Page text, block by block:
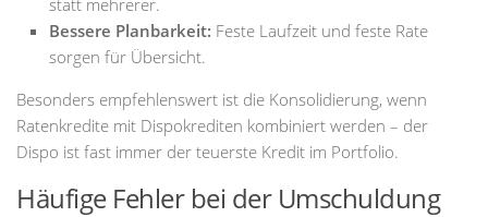
Bessere Planbarkeit: Feste Laufzeit und feste Rate
sorgen für Übersicht.
Besonders empfehlenswert ist die Konsolidierung, wenn
Ratenkredite mit Dispokrediten kombiniert werden – der
Dispo ist fast immer der teuerste Kredit im Portfolio.
Häufige Fehler bei der Umschuldung